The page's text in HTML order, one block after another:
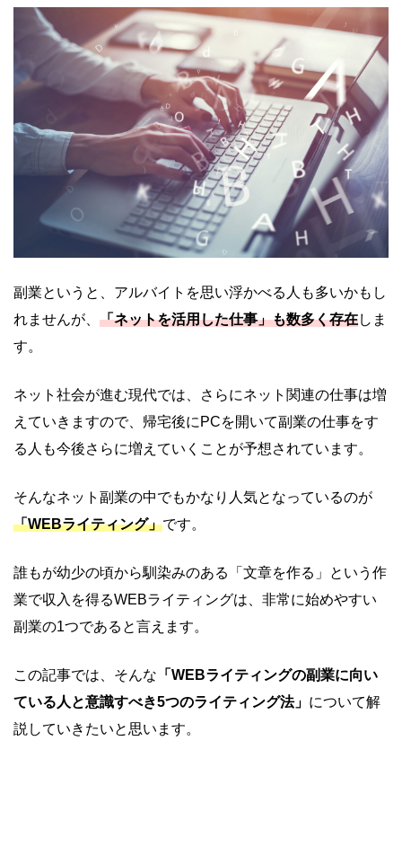
副業というと、アルバイトを思い浮かべる人も多いかもし
れませんが、 「ネットを活用した仕事」も数多く存在しま
す。
ネット社会が進む現代では、さらにネット関連の仕事は増
えていきますので、帰宅後にPCを開いて副業の仕事をす
る人も今後さらに増えていくことが予想されています。
そんなネット副業の中でもかなり人気となっているのが
「WEBライティング」です。
誰もが幼少の頃から馴染みのある「文章を作る」という作
業で収入を得るWEBライティングは、非常に始めやすい
副業の1つであると言えます。
この記事では、そんな 「WEBライティングの副業に向い
ている人と意識すべき5つのライティング法」 について解
説していきたいと思います。